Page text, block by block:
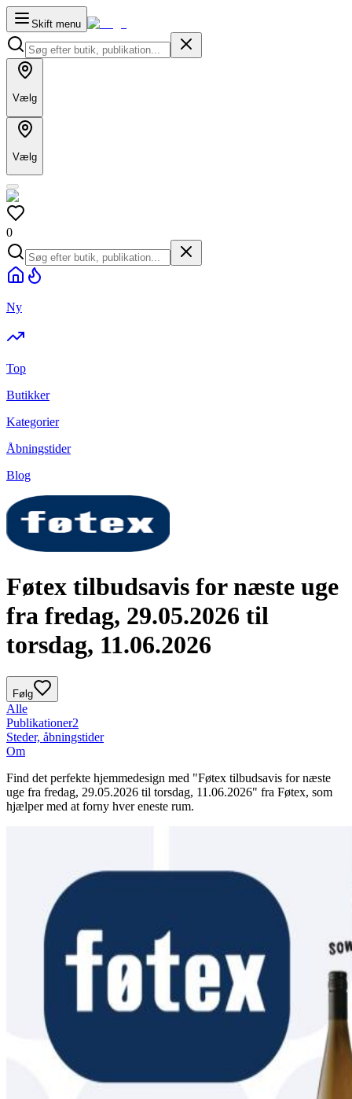
Skift menu
Vælg
Vælg
0
Ny
Top
Butikker
Kategorier
Åbningstider
Blog
Føtex tilbudsavis for næste uge
fra fredag, 29.05.2026 til
torsdag, 11.06.2026
Følg
Alle
Publikationer2
Steder, åbningstider
Om
Find det perfekte hjemmedesign med "Føtex tilbudsavis for næste
uge fra fredag, 29.05.2026 til torsdag, 11.06.2026" fra Føtex, som
hjælper med at forny hver eneste rum.